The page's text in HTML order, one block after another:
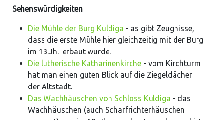
Sehenswürdigkeiten
Die Mühle der Burg Kuldiga - as gibt Zeugnisse,
dass die erste Mühle hier gleichzeitig mit der Burg
im 13.Jh. erbaut wurde.
Die lutherische Katharinenkirche - vom Kirchturm
hat man einen guten Blick auf die Ziegeldächer
der Altstadt.
Das Wachhäuschen von Schloss Kuldiga - das
Wachhäuschen (auch Scharfrichterhäuschen